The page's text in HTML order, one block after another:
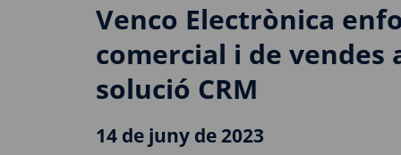
Venco Electrònica
comercial i de
solució CRM
14 de juny de 2023